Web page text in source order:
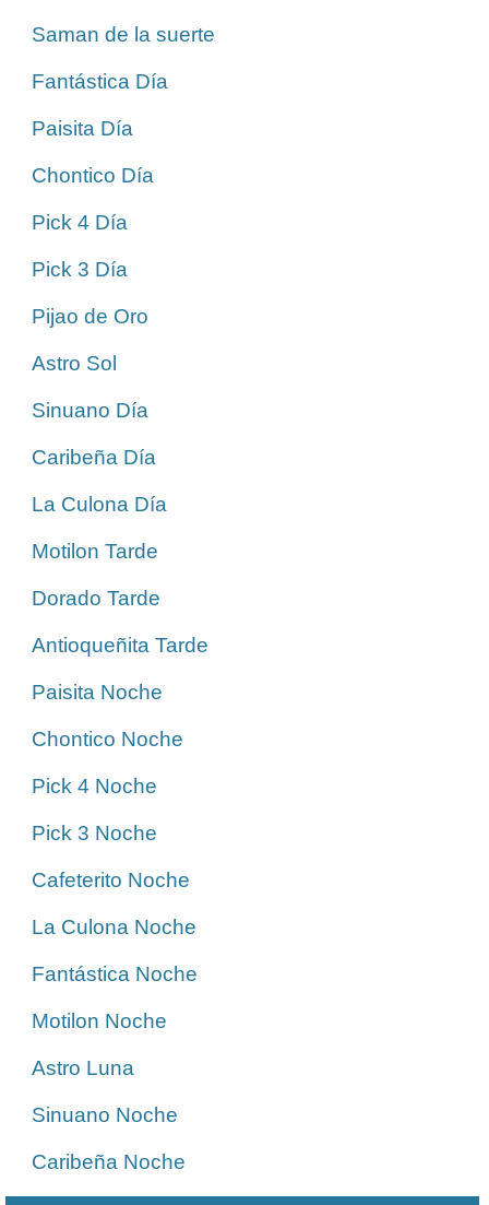
Saman de la suerte
Fantástica Día
Paisita Día
Chontico Día
Pick 4 Día
Pick 3 Día
Pijao de Oro
Astro Sol
Sinuano Día
Caribeña Día
La Culona Día
Motilon Tarde
Dorado Tarde
Antioqueñita Tarde
Paisita Noche
Chontico Noche
Pick 4 Noche
Pick 3 Noche
Cafeterito Noche
La Culona Noche
Fantástica Noche
Motilon Noche
Astro Luna
Sinuano Noche
Caribeña Noche